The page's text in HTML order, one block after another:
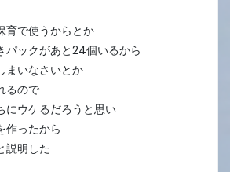
育で使うからとか
パックがあと24個いるから
まいなさいとか
るので
にウケるだろうと思い
作ったから
説明した